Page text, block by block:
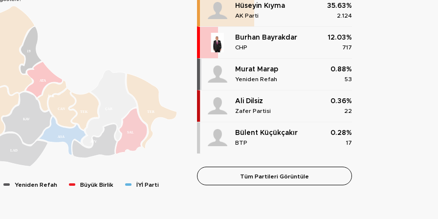
TER
SAL
TEK
ASA
CAN
İLK
LAD
KAV
ATA
AYV
19
Yeniden Refah Büyük Birlik İYİ Parti
Hüseyin Kıyma
AK Parti
35.63%
2.124
Burhan Bayrakdar
CHP
12.03%
717
Murat Marap
Yeniden Refah
0.88%
53
Ali Dilsiz
Zafer Partisi
0.36%
22
Bülent Küçükçakır
BTP
0.28%
17
Tüm Partileri Görüntüle